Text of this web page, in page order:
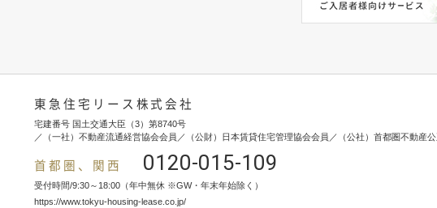
東急住宅リース株式会社
宅建番号 国土交通大臣（3）第8740号
／（一社）不動産流通経営協会会員／（公財）日本賃貸住宅管理協会会員／（公社）首都圏不動産
首都圏、関西 0120-015-109
受付時間/9:30～18:00（年中無休 ※GW・年末年始除く）
https://www.tokyu-housing-lease.co.jp/